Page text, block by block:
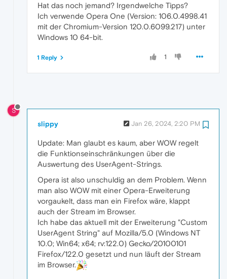
Hat das noch jemand? Irgendwelche Tipps?
Ich verwende Opera One (Version: 106.0.4998.41
mit der Chromium-Version 120.0.6099.217) unter
Windows 10 64-bit.
1
1 Reply
S
slippy Jan 26, 2024, 2:20 PM
Update: Man glaubt es kaum, aber WOW regelt
die Funktionseinschränkungen über die
Auswertung des UserAgent-Strings.
Opera ist also unschuldig an dem Problem. Wenn
man also WOW mit einer Opera-Erweiterung
vorgaukelt, dass man ein Firefox wäre, klappt
auch der Stream im Browser.
Ich habe das aktuell mit der Erweiterung "Custom
UserAgent String" auf Mozilla/5.0 (Windows NT
10.0; Win64; x64; rv:122.0) Gecko/20100101
Firefox/122.0 gesetzt und nun läuft der Stream
im Browser.